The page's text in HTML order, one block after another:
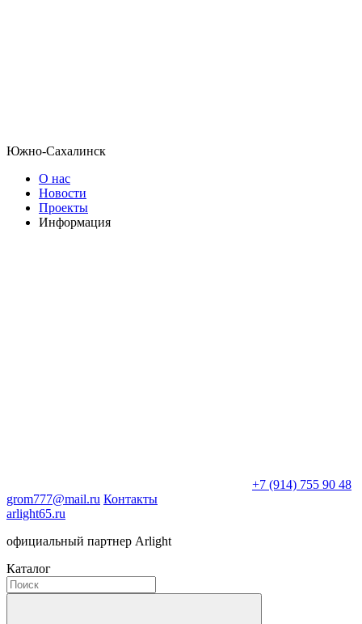
Южно-Сахалинск
О нас
Новости
Проекты
Информация
+7 (914) 755 90 48
grom777@mail.ru Контакты
arlight65.ru
официальный партнер Arlight
Каталог